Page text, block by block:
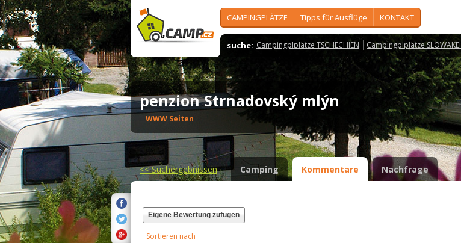
CAMPINGPLÄTZE Tipps für Ausflüge KONTAKT
suche: Campingplplätze TSCHECHIEN Campingplplätze SLOWAKEI
penzion Strnadovský mlýn
WWW Seiten
<<Suchergebnissen Camping Kommentare Nachfrage
Eigene Bewertung zufügen
Sortieren nach